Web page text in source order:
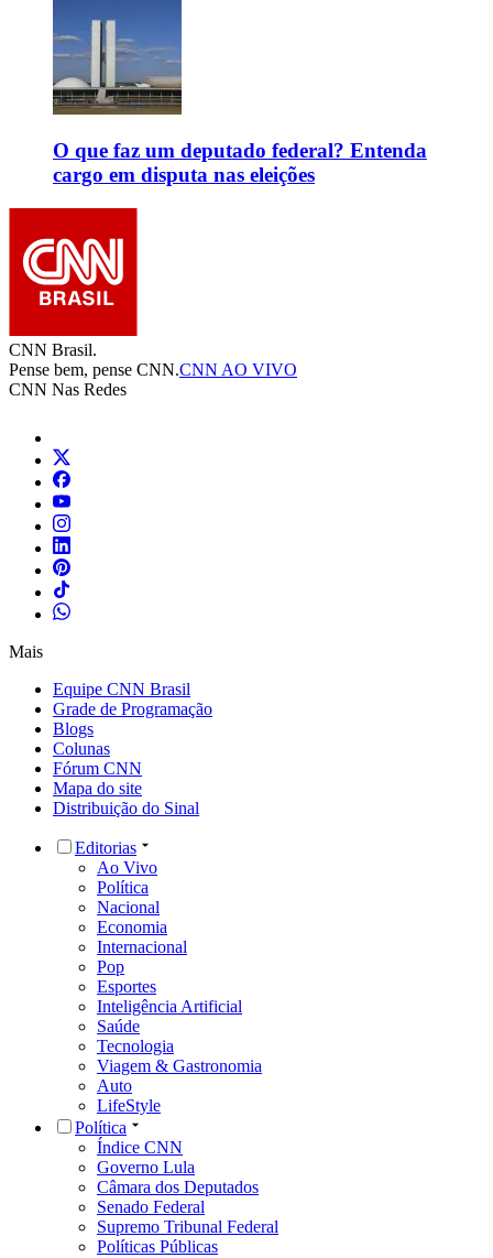
O que faz um deputado federal? Entenda
cargo em disputa nas eleições
CNN Brasil.
Pense bem, pense CNN.CNN AO VIVO
CNN Nas Redes
Mais
Equipe CNN Brasil
Grade de Programação
Blogs
Colunas
Fórum CNN
Mapa do site
Distribuição do Sinal
Editorias
Ao Vivo
Política
Nacional
Economia
Internacional
Pop
Esportes
Inteligência Artificial
Saúde
Tecnologia
Viagem & Gastronomia
Auto
LifeStyle
Política
Índice CNN
Governo Lula
Câmara dos Deputados
Senado Federal
Supremo Tribunal Federal
Políticas Públicas